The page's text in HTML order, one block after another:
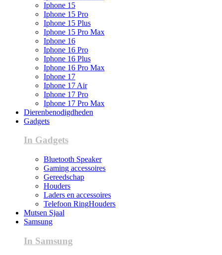
Iphone 15
Iphone 15 Pro
Iphone 15 Plus
Iphone 15 Pro Max
Iphone 16
Iphone 16 Pro
Iphone 16 Plus
Iphone 16 Pro Max
Iphone 17
Iphone 17 Air
Iphone 17 Pro
Iphone 17 Pro Max
Dierenbenodigdheden
Gadgets
In Gadgets
Bluetooth Speaker
Gaming accessoires
Gereedschap
Houders
Laders en accessoires
Telefoon RingHouders
Mutsen Sjaal
Samsung
In Samsung